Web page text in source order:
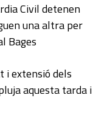
Civil detenen
una altra per
Bages
extensió dels
aquesta tarda i